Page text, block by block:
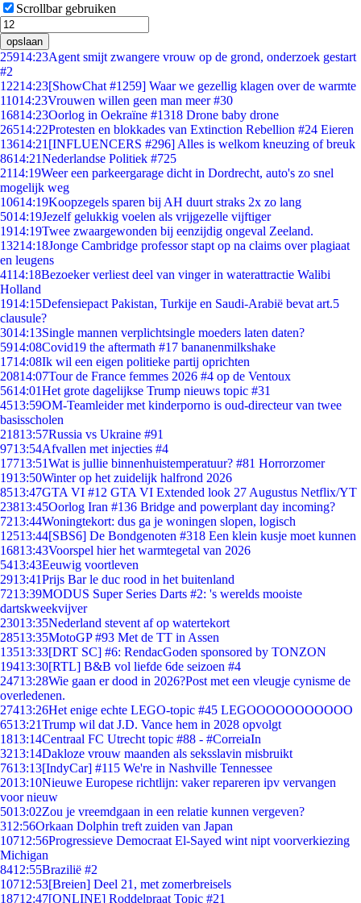
Scrollbar gebruiken
opslaan
25914:23Agent smijt zwangere vrouw op de grond, onderzoek gestart
#2
12214:23[ShowChat #1259] Waar we gezellig klagen over de warmte
11014:23Vrouwen willen geen man meer #30
16814:23Oorlog in Oekraïne #1318 Drone baby drone
26514:22Protesten en blokkades van Extinction Rebellion #24 Eieren
13614:21 [INFLUENCERS #296] Alles is welkom kneuzing of breuk
8614:21Nederlandse Politiek #725
2114:19Weer een parkeergarage dicht in Dordrecht, auto's zo snel
mogelijk weg
10614:19Koopzegels sparen bij AH duurt straks 2x zo lang
5014:19Jezelf gelukkig voelen als vrijgezelle vijftiger
1914:19Twee zwaargewonden bij eenzijdig ongeval Zeeland.
13214:18Jonge Cambridge professor stapt op na claims over plagiaat
en leugens
4114:18Bezoeker verliest deel van vinger in waterattractie Walibi
Holland
1914:15Defensiepact Pakistan, Turkije en Saudi-Arabië bevat art.5
clausule?
3014:13Single mannen verplichtsingle moeders laten daten?
5914:08Covid19 the aftermath #17 bananenmilkshake
1714:08Ik wil een eigen politieke partij oprichten
20814:07Tour de France femmes 2026 #4 op de Ventoux
5614:01Het grote dagelijkse Trump nieuws topic #31
4513:59OM-Teamleider met kinderporno is oud-directeur van twee
basisscholen
21813:57Russia vs Ukraine #91
9713:54Afvallen met injecties #4
17713:51Wat is jullie binnenhuistemperatuur? #81 Horrorzomer
1913:50Winter op het zuidelijk halfrond 2026
8513:47GTA VI #12 GTA VI Extended look 27 Augustus Netflix/YT
23813:45Oorlog Iran #136 Bridge and powerplant day incoming?
7213:44Woningtekort: dus ga je woningen slopen, logisch
12513:44[SBS6] De Bondgenoten #318 Een klein kusje moet kunnen
16813:43Voorspel hier het warmtegetal van 2026
5413:43Eeuwig voortleven
2913:41Prijs Bar le duc rood in het buitenland
7213:39MODUS Super Series Darts #2: 's werelds mooiste
dartskweekvijver
23013:35Nederland stevent af op watertekort
28513:35MotoGP #93 Met de TT in Assen
13513:33[DRT SC] #6: RendacGoden sponsored by TONZON
19413:30[RTL] B&B vol liefde 6de seizoen #4
24713:28Wie gaan er dood in 2026?Post met een vleugje cynisme de
overledenen.
27413:26Het enige echte LEGO-topic #45 LEGOOOOOOOOOOO
6513:21Trump wil dat J.D. Vance hem in 2028 opvolgt
1813:14Centraal FC Utrecht topic #88 - #CorreiaIn
3213:14Dakloze vrouw maanden als seksslavin misbruikt
7613:13[IndyCar] #115 We're in Nashville Tennessee
2013:10Nieuwe Europese richtlijn: vaker repareren ipv vervangen
voor nieuw
5013:02Zou je vreemdgaan in een relatie kunnen vergeven?
312:56Orkaan Dolphin treft zuiden van Japan
10712:56Progressieve Democraat El-Sayed wint nipt voorverkiezing
Michigan
8412:55Brazilië #2
10712:53[Breien] Deel 21, met zomerbreisels
18712:47[ONLINE] Roddelpraat Topic #21